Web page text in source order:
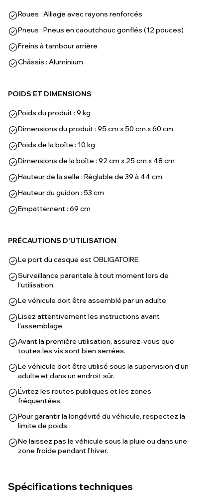
Roues : Alliage avec rayons renforcés
Pneus : Pneus en caoutchouc gonflés (12 pouces)
Freins à tambour arrière
Châssis : Aluminium
POIDS ET DIMENSIONS
Poids du produit : 9 kg
Dimensions du produit : 95 cm x 50 cm x 60 cm
Poids de la boîte : 10 kg
Dimensions de la boîte : 92 cm x 25 cm x 48 cm
Hauteur de la selle : Réglable de 39 à 44 cm
Hauteur du guidon : 53 cm
Empattement : 69 cm
PRÉCAUTIONS D'UTILISATION
Le port du casque est OBLIGATOIRE.
Surveillance parentale à tout moment lors de
l'utilisation.
Le véhicule doit être assemblé par un adulte.
Lisez attentivement les instructions avant
l'assemblage.
Avant la première utilisation, assurez-vous que
toutes les vis sont bien serrées.
Le véhicule doit être utilisé sous la supervision d'un
adulte et dans un endroit sûr.
Évitez les routes publiques et les zones
fréquentées.
Pour garantir la longévité du véhicule, respectez la
limite de poids.
Ne laissez pas le véhicule sous la pluie ou dans une
zone froide pendant l'hiver.
Spécifications techniques